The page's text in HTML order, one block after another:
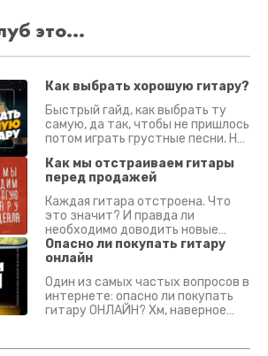
это...
Как выбрать хорошую гитару?
Быстрый гайд, как выбрать ту
самую, да так, чтобы не пришлось
потом играть грустные песни. На
Как мы отстраиваем гитары
перед продажей
Каждая гитара отстроена. Что
это значит? И правда ли
необходимо доводить новые
гитары? Если кратко - да.
Подробно - в видео :)
Опасно ли покупать гитару
онлайн
Один из самых частых вопросов в
интернете: опасно ли покупать
гитару ОНЛАЙН? Хм, наверное